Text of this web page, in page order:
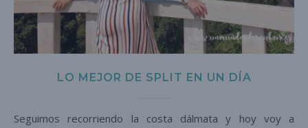
LO MEJOR DE SPLIT EN UN DÍA
Seguimos recorriendo la costa dálmata y hoy voy a